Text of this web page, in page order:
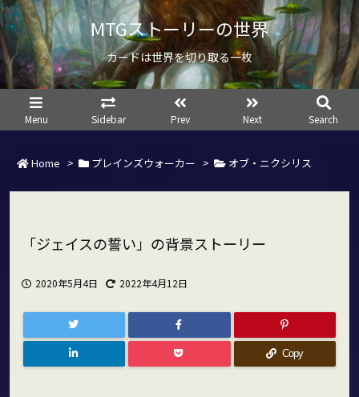
MTGストーリーの世界
カードは世界を切り取る一枚
Menu Sidebar Prev Next Search
Home > プレインズウォーカー > オブ・ニクシリス
「ジェイスの誓い」の背景ストーリー
2020年5月4日 2022年4月12日
Copy